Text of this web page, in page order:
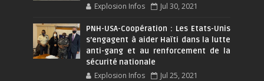
Explosion Infos Jul 30, 2021
PNH-USA-Coopération : Les Etats-Unis
s’engagent à aider Haïti dans la lutte
anti-gang et au renforcement de la
sécurité nationale
Explosion Infos Jul 25, 2021